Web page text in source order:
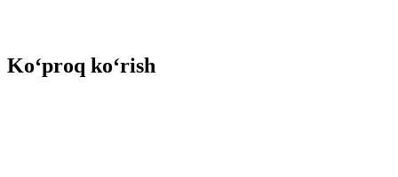
Ko‘proq ko‘rish